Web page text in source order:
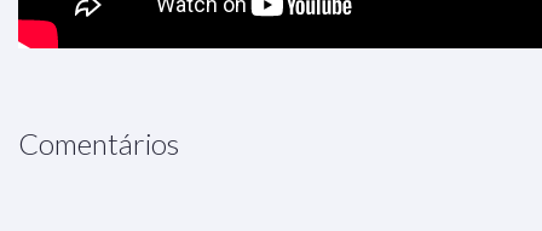
Comentários